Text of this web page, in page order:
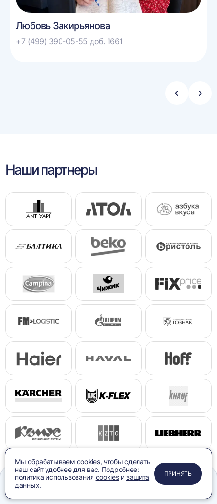
Любовь Закирьянова
+7 (499) 390-05-55 доб. 1661
Стрелка
Наши партнеры
ПРИМЕНИТЬ
ЗАКРЫТЬ
ЗАКРЫТЬ
ЗАКРЫТЬ
Мы обрабатываем cookies, чтобы сделать
наш сайт удобнее для вас. Подробнее:
политика использования cookiesи защита
данных.
ПРИНЯТЬ